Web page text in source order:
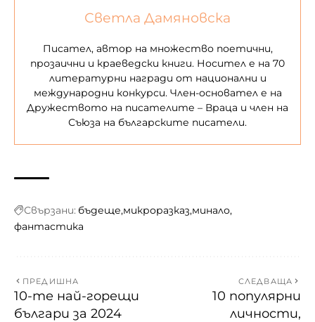
Светла Дамяновска
Писател, автор на множество поетични,
прозаични и краеведски книги. Носител е на 70
литературни награди от национални и
международни конкурси. Член-основател е на
Дружеството на писателите – Враца и член на
Съюза на българските писатели.
Свързани: бъдеще микроразказ минало
фантастика
ПРЕДИШНА
10-те най-горещи
българи за 2024
СЛЕДВАЩА
10 популярни
личности,